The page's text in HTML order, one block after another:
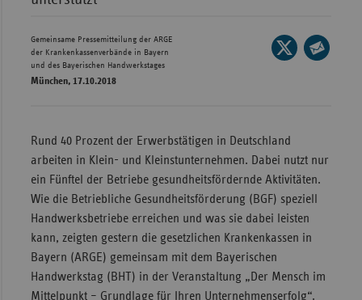
Gemeinsame Pressemitteilung der ARGE
der Krankenkassenverbände in Bayern
und des Bayerischen Handwerkstages
München, 17.10.2018
Seite
auf
Rund 40 Prozent der Erwerbstätigen in Deutschland
arbeiten in Klein- und Kleinstunternehmen. Dabei nutzt nur
ein Fünftel der Betriebe gesundheitsfördernde Aktivitäten.
Wie die Betriebliche Gesundheitsförderung (BGF) speziell
Handwerksbetriebe erreichen und was sie dabei leisten
kann, zeigten gestern die gesetzlichen Krankenkassen in
Bayern (ARGE) gemeinsam mit dem Bayerischen
Handwerkstag (BHT) in der Veranstaltung „Der Mensch im
Mittelpunkt – Grundlage für Ihren Unternehmenserfolg“.